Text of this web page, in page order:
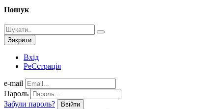
Пошук
Закрити
Вхід
РеЄстрація
e-mail
Пароль
Забули пароль?
Ввійти